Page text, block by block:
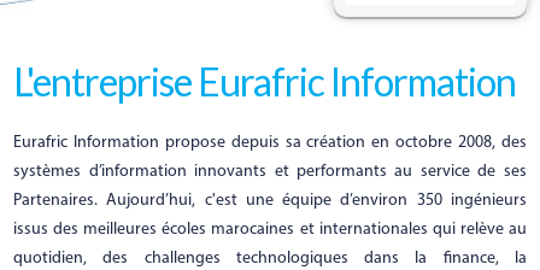
L'entreprise Eurafric Information
Eurafric Information propose depuis sa création en octobre 2008, des
systèmes d’information innovants et performants au service de ses
Partenaires. Aujourd’hui, c'est une équipe d’environ 350 ingénieurs
issus des meilleures écoles marocaines et internationales qui relève au
quotidien, des challenges technologiques dans la finance, la